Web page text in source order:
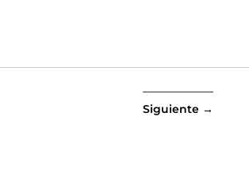
Siguiente →